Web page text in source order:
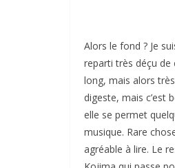
Alors le fond ? Je
reparti très déçu de
long, mais alors
digeste, mais c’est
elle se permet
musique. Rare
agréable à lire. Le